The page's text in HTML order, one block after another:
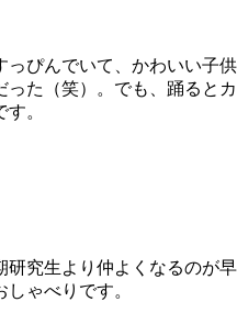
ぴんでいて、かわいい子供
た（笑）。でも、踊るとカ
。
究生より仲よくなるのが早
ゃべりです。